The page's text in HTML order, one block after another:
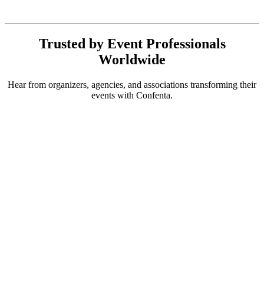
Trusted by Event Professionals
Worldwide
Hear from organizers, agencies, and associations transforming their
events with Confenta.